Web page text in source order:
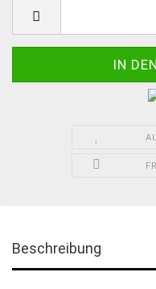
Beschreibung